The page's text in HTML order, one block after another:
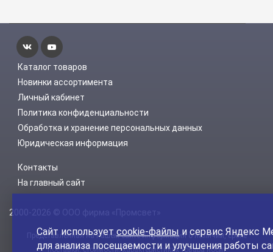
Каталог товаров
Новинки ассортимента
Личный кабинет
Политика конфиденциальности
Обработка и хранение персональных данных
Юридическая информация
Контакты
На главный сайт
2000-2026 © ООО фирма «Промсвет»
Представленная на нашем сайте информация о наличии, сроке
поставки, стоимости, характеристиках товара носит
Сайт используетcookie-файлы и сервис Яндекс
для анализа посещаемости и улучшения работы